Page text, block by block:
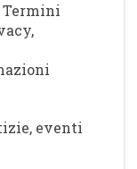
eventi